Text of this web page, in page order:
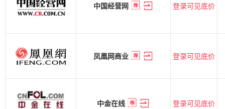
中国经营网 登录可见底价
凤凰网商业 登录可见底价
中金在线 登录可见底价